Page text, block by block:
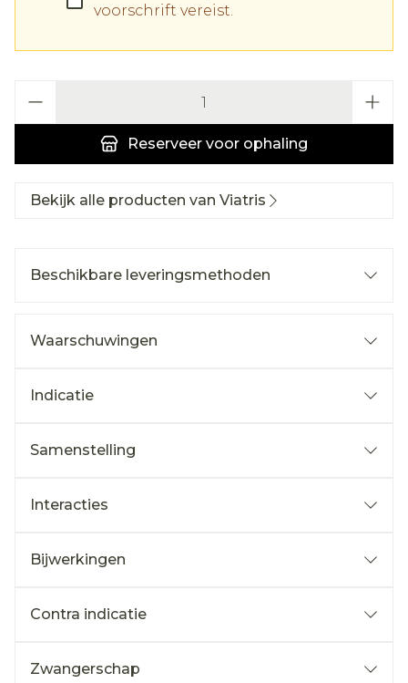
voorschrift vereist.
Reserveer voor ophaling
Bekijk alle producten van Viatris
Beschikbare leveringsmethoden
Waarschuwingen
Indicatie
Samenstelling
Interacties
Bijwerkingen
Contra indicatie
Zwangerschap